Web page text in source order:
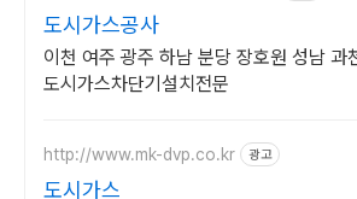
도시가스공사
이천 여주 광주 하남 분당 장호원 성남 과
도시가스차단기설치전문
http://www.mk-dvp.co.kr 광고
도시가스